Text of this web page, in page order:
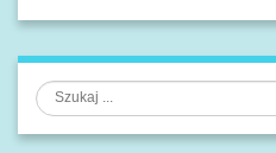
Szukaj